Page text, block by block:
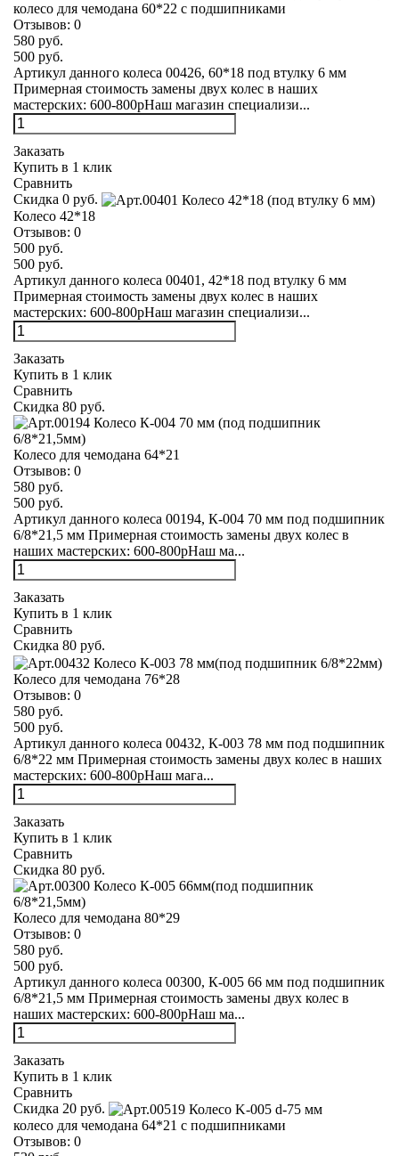
колесо для чемодана 60*22 с подшипниками
Отзывов: 0
580 руб.
500 руб.
Артикул данного колеса 00426, 60*18 под втулку 6 мм
Примерная стоимость замены двух колес в наших
мастерских: 600-800рНаш магазин специализи...
Заказать
Купить в 1 клик
Сравнить
Скидка 0 руб.
Колесо 42*18
Отзывов: 0
500 руб.
500 руб.
Артикул данного колеса 00401, 42*18 под втулку 6 мм
Примерная стоимость замены двух колес в наших
мастерских: 600-800рНаш магазин специализи...
Заказать
Купить в 1 клик
Сравнить
Скидка 80 руб.
Колесо для чемодана 64*21
Отзывов: 0
580 руб.
500 руб.
Артикул данного колеса 00194, К-004 70 мм под подшипник
6/8*21,5 мм Примерная стоимость замены двух колес в
наших мастерских: 600-800рНаш ма...
Заказать
Купить в 1 клик
Сравнить
Скидка 80 руб.
Колесо для чемодана 76*28
Отзывов: 0
580 руб.
500 руб.
Артикул данного колеса 00432, К-003 78 мм под подшипник
6/8*22 мм Примерная стоимость замены двух колес в наших
мастерских: 600-800рНаш мага...
Заказать
Купить в 1 клик
Сравнить
Скидка 80 руб.
Колесо для чемодана 80*29
Отзывов: 0
580 руб.
500 руб.
Артикул данного колеса 00300, К-005 66 мм под подшипник
6/8*21,5 мм Примерная стоимость замены двух колес в
наших мастерских: 600-800рНаш ма...
Заказать
Купить в 1 клик
Сравнить
Скидка 20 руб.
колесо для чемодана 64*21 с подшипниками
Отзывов: 0